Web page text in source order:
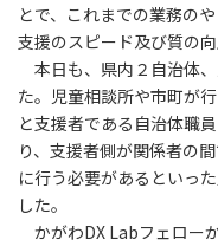
とで、これまでの業務の
支援のスピード及び質の向
本日も、県内２自治体
た。児童相談所や市町が
と支援者である自治体職
り、支援者側が関係者の
に行う必要があるといっ
した。
かがわDX Labフェロー